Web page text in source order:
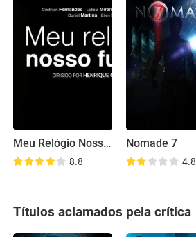
Meu Relógio Nosso Futuro
8.8
Nomade 7
4.8
Títulos aclamados pela crítica